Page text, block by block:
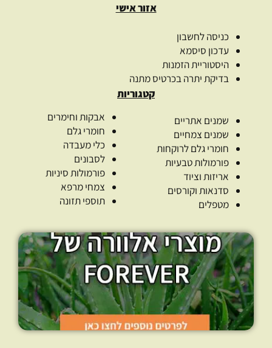
אזור אישי
כניסה לחשבון
עדכון סיסמא
היסטוריית הזמנות
בדיקת יתרה בכרטיס מתנה
קטגוריות
שמנים אתריים
שמנים צמחיים
חומרי גלם לרוקחות
פורמולות טבעיות
אריזות וציוד
סדנאות וקורסים
מטפלים
אבקות וחימרים
חומרי גלם
כלי מעבדה
לסבונים
פורמולות סיניות
צמחי מרפא
תוספי תזונה